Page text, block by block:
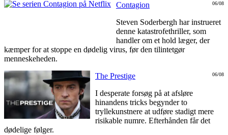
06/08
Contagion
Steven Soderbergh har instrueret
denne katastrofethriller, som
handler om et hold læger, der
kæmper for at stoppe en dødelig virus, før den tilintetgør
menneskeheden.
06/08
The Prestige
I desperate forsøg på at afsløre
hinandens tricks begynder to
tryllekunstnere at udføre stadigt mere
risikable numre. Efterhånden får det
dødelige følger.